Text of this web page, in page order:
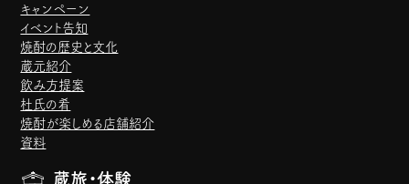
キャンペーン
イベント告知
焼酎の歴史と文化
蔵元紹介
飲み方提案
杜氏の肴
焼酎が楽しめる店舗紹介
資料
蔵旅・体験